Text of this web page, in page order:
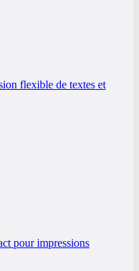
flexible de textes et
pour impressions